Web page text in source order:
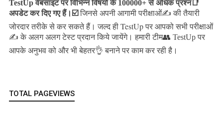
TestUp वेबसाइट पर विभिन्न विषयों के 100000+ से अधिक प्रश्न📑
अपडेट कर दिए गए हैं। ☑️ जिनसे अपनी आगामी परीक्षाओं✍️ की तैयारी
जोरदार तरीके से कर सकते हैं।जल्द ही TestUp पर आपको सभी परीक्षाओं
✍️ के अलग अलग टेस्ट प्रदान किये जायेंगे। हमारी टीम👥 TestUp पर
आपके अनुभव को और भी बेहतर👌 बनाने पर काम कर रही है।
TOTAL PAGEVIEWS